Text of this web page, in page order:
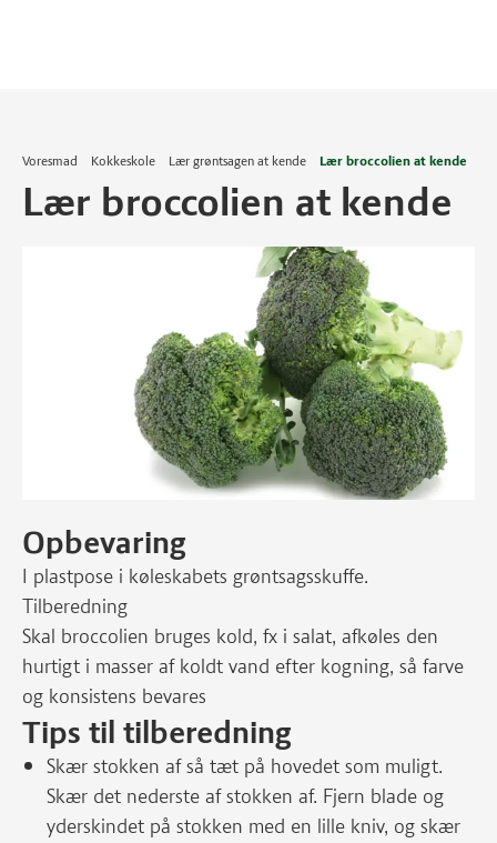
Voresmad Kokkeskole Lær grøntsagen at kende Lær broccolien at kende
Lær broccolien at kende
Opbevaring
I plastpose i køleskabets grøntsagsskuffe.
Tilberedning
Skal broccolien bruges kold, fx i salat, afkøles den
hurtigt i masser af koldt vand efter kogning, så farve
og konsistens bevares
Tips til tilberedning
Skær stokken af så tæt på hovedet som muligt.
Skær det nederste af stokken af. Fjern blade og
yderskindet på stokken med en lille kniv, og skær